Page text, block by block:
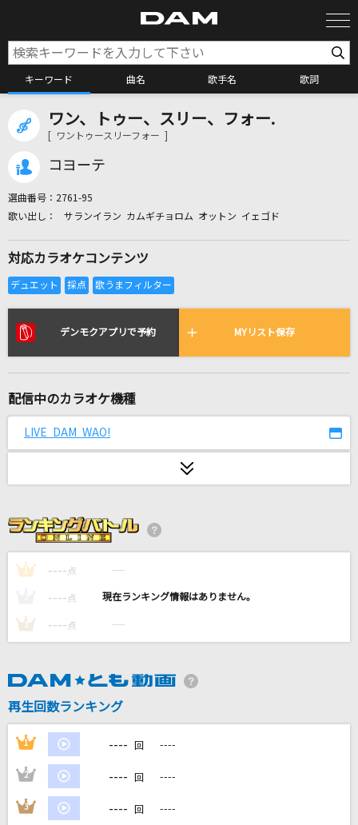
キーワード 曲名 歌手名 歌詞
カラオケ検索
全国りれき
リアルタイムで歌われている曲の一覧
[生音]晴る
はみだし御免
残酷な天使のテーゼ
高橋洋子
秦 基博
M!LK
Reckless fire
井出泰彰
O2(オー・ツー)
ORANGE RANGE
ワン、トゥー、スリー、フォー.
[ ワントゥースリーフォー ]
コヨーテ
選曲番号： 2761-95
サランイラン カムギチョロム オットン イェゴド
対応カラオケコンテンツ
デンモクアプリで予約 MYリスト保存
配信中のカラオケ機種
LIVE DAM WAO!
1 ---- 点 ----
---- 点 ----
3 ---- 点 ----
再生回数ランキング
1 ---- 回 ----
2 ---- 回 ----
3 ---- 回 ----